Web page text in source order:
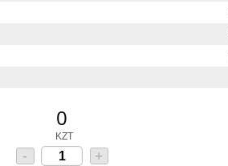
0
KZT
- +